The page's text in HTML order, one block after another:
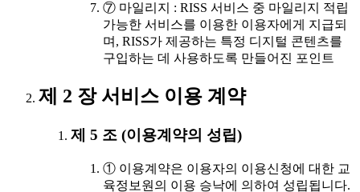
⑦ 마일리지 : RISS 서비스 중 마일리지 적립
가능한 서비스를 이용한 이용자에게 지급되
며, RISS가 제공하는 특정 디지털 콘텐츠를
구입하는 데 사용하도록 만들어진 포인트
제 2 장 서비스 이용 계약
제 5 조 (이용계약의 성립)
① 이용계약은 이용자의 이용신청에 대한 교
육정보원의 이용 승낙에 의하여 성립됩니다.